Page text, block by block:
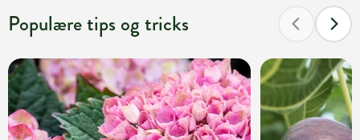
Populære tips og tricks